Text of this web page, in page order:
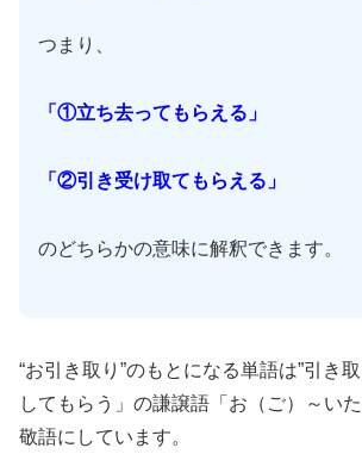
つまり、
「①立ち去ってもらえる」
「②引き受け取てもらえる」
のどちらかの意味に解釈できます。
“お引き取り”のもとになる単語は”引き
してもらう」の謙譲語「お（ご）～い
敬語にしています。